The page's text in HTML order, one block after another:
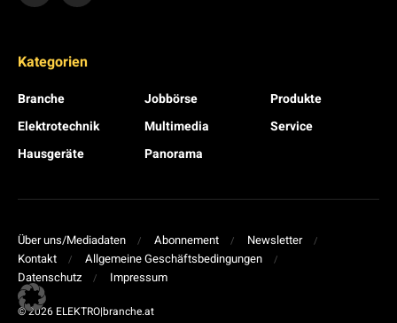
Kategorien
Branche
Elektrotechnik
Hausgeräte
Jobbörse
Multimedia
Panorama
Produkte
Service
Über uns/Mediadaten Abonnement
Newsletter
Kontakt
Allgemeine Geschäftsbedingungen
Datenschutz
Impressum
© 2026 ELEKTRO|branche.at